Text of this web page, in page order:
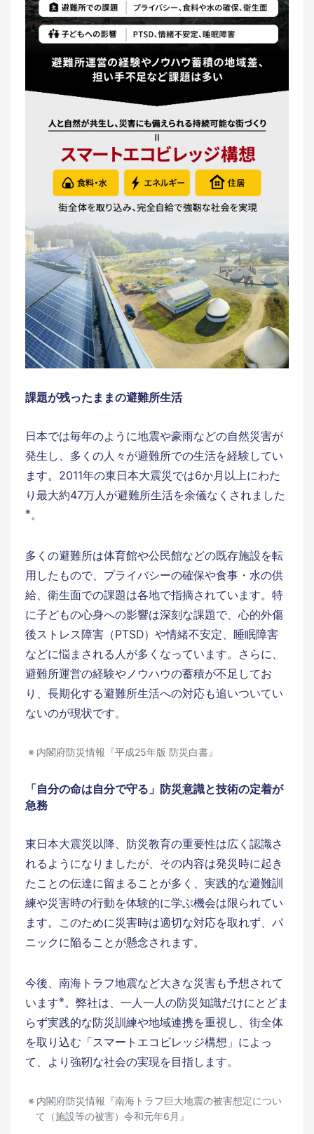
課題が残ったままの避難所生活
日本では毎年のように地震や豪雨などの自然災害が
発生し、多くの人々が避難所での生活を経験してい
ます。2011年の東日本大震災では6か月以上にわた
り最大約47万人が避難所生活を余儀なくされました
※ 。
多くの避難所は体育館や公民館などの既存施設を転
用したもので、プライバシーの確保や食事・水の供
給、衛生面での課題は各地で指摘されています。特
に子どもの心身への影響は深刻な課題で、心的外傷
後ストレス障害（PTSD）や情緒不安定、睡眠障害
などに悩まされる人が多くなっています。さらに、
避難所運営の経験やノウハウの蓄積が不足してお
り、長期化する避難所生活への対応も追いついてい
ないのが現状です。
内閣府防災情報『平成25年版 防災白書』
「自分の命は自分で守る」防災意識と技術の定着が
急務
東日本大震災以降、防災教育の重要性は広く認識さ
れるようになりましたが、その内容は発災時に起き
たことの伝達に留まることが多く、実践的な避難訓
練や災害時の行動を体験的に学ぶ機会は限られてい
ます。このために災害時は適切な対応を取れず、パ
ニックに陥ることが懸念されます。
今後、南海トラフ地震など大きな災害も予想されて
います※ 。弊社は、一人一人の防災知識だけにとどま
らず実践的な防災訓練や地域連携を重視し、街全体
を取り込む「スマートエコビレッジ構想」によっ
て、より強靭な社会の実現を目指します。
内閣府防災情報『南海トラフ巨大地震の被害想定につい
て（施設等の被害）令和元年6月』